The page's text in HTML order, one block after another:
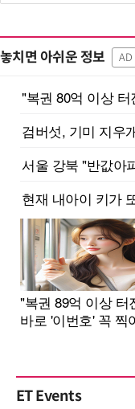
놓치면 아쉬운 정보 AD
ET Events